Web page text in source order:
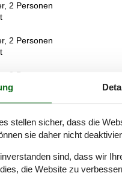
2 Personen
2 Personen
2 Personen
und kaltem Wasser,
überdachte Terrasse
stellen sicher, dass die
sie daher nicht
sind, dass wir
die Website zu